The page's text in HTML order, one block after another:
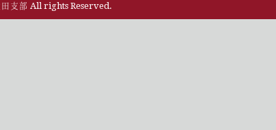
支部 All rights Reserved.